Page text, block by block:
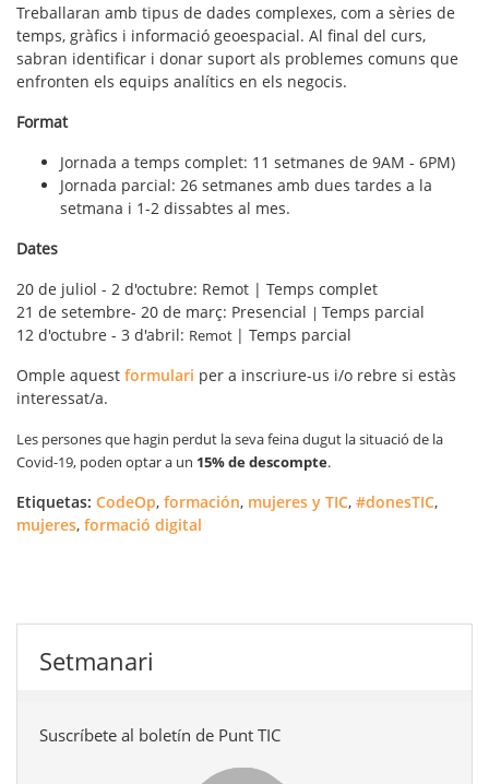
Treballaran amb tipus de dades complexes, com a sèries de
temps, gràfics i informació geoespacial. Al final del curs,
sabran identificar i donar suport als problemes comuns que
enfronten els equips analítics en els negocis.
Format
Jornada a temps complet: 11 setmanes de 9AM - 6PM)
Jornada parcial: 26 setmanes amb dues tardes a la
setmana i 1-2 dissabtes al mes.
Dates
20 de juliol - 2 d'octubre: Remot | Temps complet
21 de setembre- 20 de març: Presencial | Temps parcial
12 d'octubre - 3 d'abril: Remot | Temps parcial
Omple aquest formulari per a inscriure-us i/o rebre si estàs
interessat/a.
Les persones que hagin perdut la seva feina dugut la situació de la
Covid-19, poden optar a un 15% de descompte.
Etiquetas: CodeOp, formación, mujeres y TIC, #donesTIC,
mujeres, formació digital
Setmanari
Suscríbete al boletín de Punt TIC